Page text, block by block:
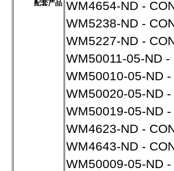
配套产品 WM4654-ND -
WM5238-ND -
WM5227-ND -
WM50011-05-ND
WM50010-05-ND
WM50020-05-ND
WM50019-05-ND
WM4623-ND -
WM4643-ND -
WM50009-05-ND